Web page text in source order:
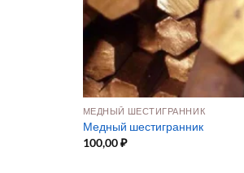
МЕДНЫЙ ШЕСТИГРАННИК
Медный шестигранник
100,00₽